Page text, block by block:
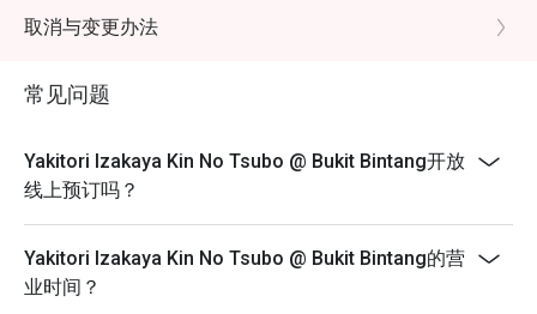
也能品尝地道的日本风味。
- Wagyu not applicable for discount
in your reservation, not more. If your party size changes
please edit your reservation. If you arrive with more
both your table and discount altogether.
- Seating preference is subject to restaurant's
discretion. The restaurant may ask you to wait during
peak hour.
- Please show your reservation code upon arrival.
取消与变更办法
常见问题
Yakitori Izakaya Kin No Tsubo @ Bukit Bintang开放
线上预订吗？
Yakitori Izakaya Kin No Tsubo @ Bukit Bintang的营
业时间？